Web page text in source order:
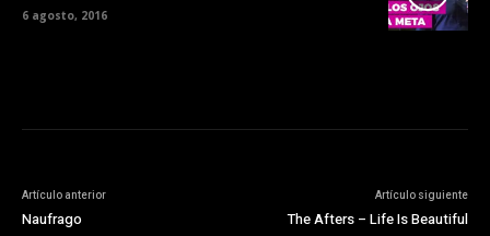
6 agosto, 2016
Artículo anterior
Naufrago
Artículo siguiente
The Afters – Life Is Beautiful